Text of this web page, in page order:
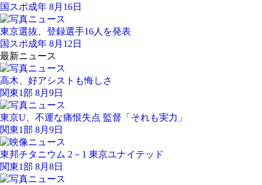
国スポ成年 8月16日
東京選抜、登録選手16人を発表
国スポ成年 8月12日
最新ニュース
高木、好アシストも悔しさ
関東1部 8月9日
東京U、不運な痛恨失点 監督「それも実力」
関東1部 8月9日
東邦チタニウム 2－1 東京ユナイテッド
関東1部 8月8日